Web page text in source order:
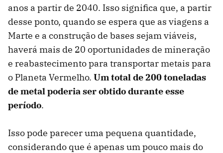
anos a partir de 2040. Isso significa que, a partir
desse ponto, quando se espera que as viagens a
Marte e a construção de bases sejam viáveis,
haverá mais de 20 oportunidades de mineração
e reabastecimento para transportar metais para
o Planeta Vermelho. Um total de 200 toneladas
de metal poderia ser obtido durante esse
período.
Isso pode parecer uma pequena quantidade,
considerando que é apenas um pouco mais do